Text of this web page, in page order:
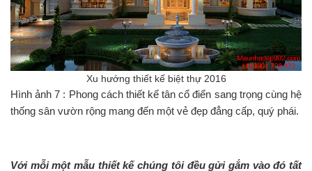
Xu hướng thiết kế biệt thự 2016
Hình ảnh 7 : Phong cách thiết kế tân cổ điển sang trọng cùng hệ
thống sân vườn rộng mang đến một vẻ đẹp đẳng cấp, quý phái.
Với mỗi một mẫu thiết kế chúng tôi đều gửi gắm vào đó tất